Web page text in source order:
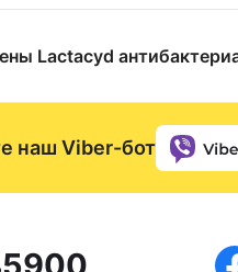
Lactacyd
наш Viber-бот